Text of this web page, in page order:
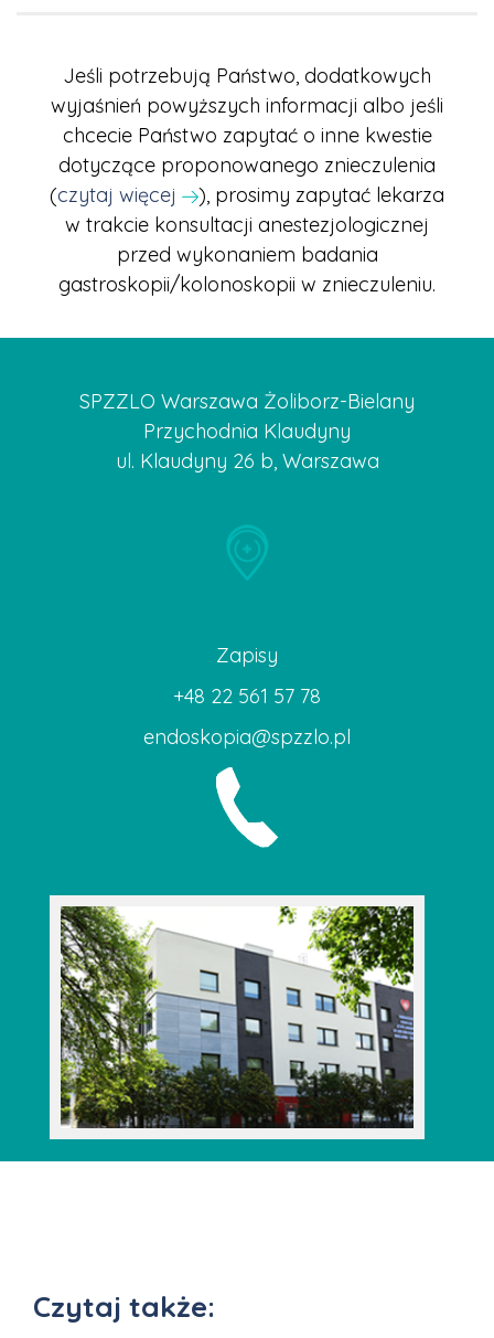
Jeśli potrzebują Państwo, dodatkowych
wyjaśnień powyższych informacji albo jeśli
chcecie Państwo zapytać o inne kwestie
dotyczące proponowanego znieczulenia
(czytaj więcej
), prosimy zapytać lekarza
w trakcie konsultacji anestezjologicznej
przed wykonaniem badania
gastroskopii/kolonoskopii w znieczuleniu.
SPZZLO Warszawa Żoliborz-Bielany
Przychodnia Klaudyny
ul. Klaudyny 26 b, Warszawa
Zapisy
+48 22 561 57 78
endoskopia@spzzlo.pl
Czytaj także: